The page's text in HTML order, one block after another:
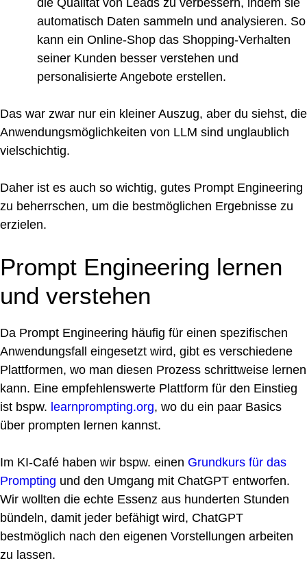
automatisch Daten sammeln und analysieren. So
kann ein Online-Shop das Shopping-Verhalten
seiner Kunden besser verstehen und
personalisierte Angebote erstellen.
Das war zwar nur ein kleiner Auszug, aber du siehst, die
Anwendungsmöglichkeiten von LLM sind unglaublich
vielschichtig.
Daher ist es auch so wichtig, gutes Prompt Engineering
zu beherrschen, um die bestmöglichen Ergebnisse zu
erzielen.
Prompt Engineering lernen
und verstehen
Da Prompt Engineering häufig für einen spezifischen
Anwendungsfall eingesetzt wird, gibt es verschiedene
Plattformen, wo man diesen Prozess schrittweise lernen
kann. Eine empfehlenswerte Plattform für den Einstieg
ist bspw. learnprompting.org, wo du ein paar Basics
über prompten lernen kannst.
Im KI-Café haben wir bspw. einen Grundkurs für das
Prompting und den Umgang mit ChatGPT entworfen.
Wir wollten die echte Essenz aus hunderten Stunden
bündeln, damit jeder befähigt wird, ChatGPT
bestmöglich nach den eigenen Vorstellungen arbeiten
zu lassen.